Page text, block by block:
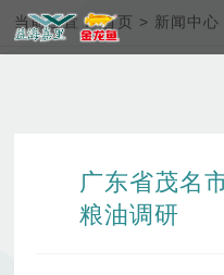
当前位置：首页 > 新闻中心
广东省茂名
粮油调研